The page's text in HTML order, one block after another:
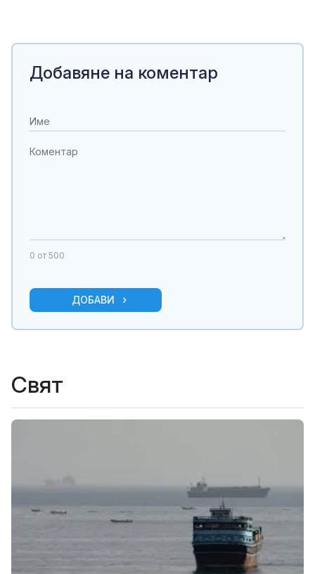
Добавяне на коментар
0 от 500
ДОБАВИ
Свят